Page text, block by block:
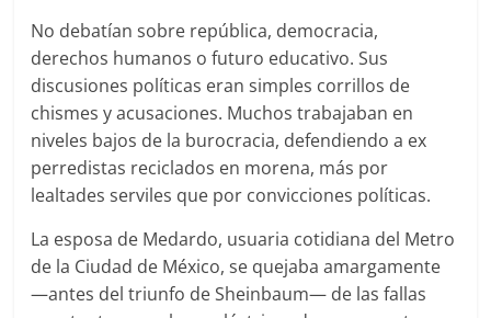
No debatían sobre república, democracia,
derechos humanos o futuro educativo. Sus
discusiones políticas eran simples corrillos de
chismes y acusaciones. Muchos trabajaban en
niveles bajos de la burocracia, defendiendo a ex
perredistas reciclados en morena, más por
lealtades serviles que por convicciones políticas.
La esposa de Medardo, usuaria cotidiana del Metro
de la Ciudad de México, se quejaba amargamente
—antes del triunfo de Sheinbaum— de las fallas